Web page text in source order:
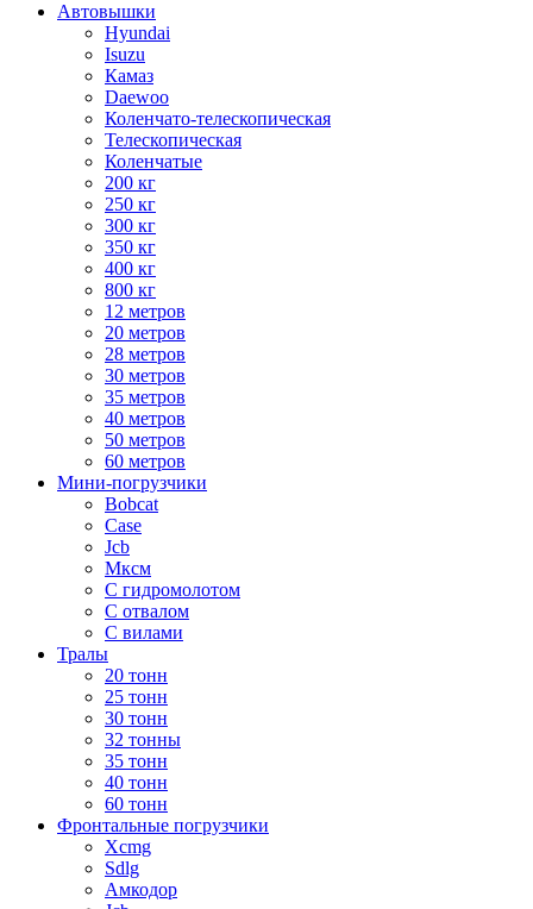
Автовышки
Hyundai
Isuzu
Камаз
Daewoo
Коленчато-телескопическая
Телескопическая
Коленчатые
200 кг
250 кг
300 кг
350 кг
400 кг
800 кг
12 метров
20 метров
28 метров
30 метров
35 метров
40 метров
50 метров
60 метров
Мини-погрузчики
Bobcat
Case
Jcb
Мксм
С гидромолотом
С отвалом
С вилами
Тралы
20 тонн
25 тонн
30 тонн
32 тонны
35 тонн
40 тонн
60 тонн
Фронтальные погрузчики
Xcmg
Sdlg
Амкодор